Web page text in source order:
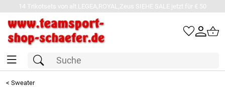
14 Trikotsets von alt.LEGEA,ROYAL,Zeus SIEHE SALE jetzt für € 50
< Sweater